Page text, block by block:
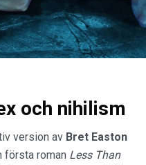
och nihilism
version av Bret Easton
första roman Less Than